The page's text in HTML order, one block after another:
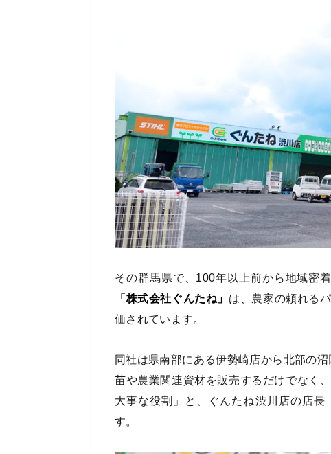
その群馬県で、100年以上前から地域密
「株式会社ぐんたね」 は、農家の頼れる
価されています。
同社は県南部にある伊勢崎店から北部の
苗や農業関連資材を販売するだけでなく
大事な役割」と、ぐんたね渋川店の店
す。